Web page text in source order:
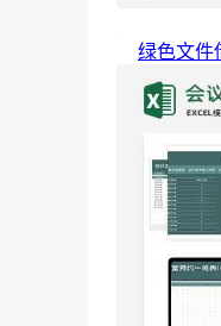
绿色文件